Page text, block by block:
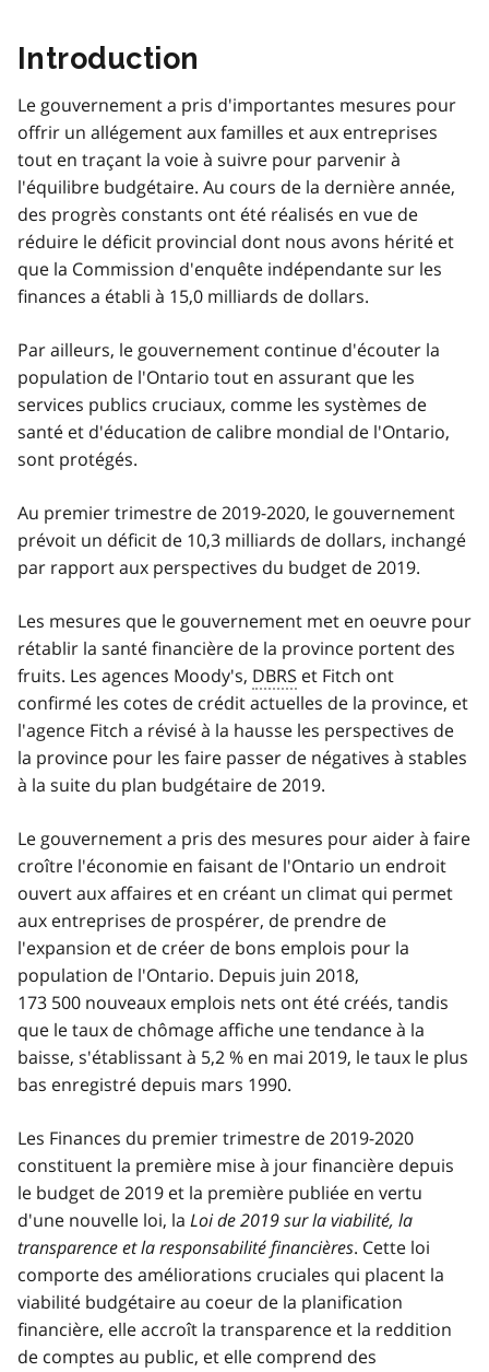
Introduction
Le gouvernement a pris d'importantes mesures pour
offrir un allégement aux familles et aux entreprises
tout en traçant la voie à suivre pour parvenir à
l'équilibre budgétaire. Au cours de la dernière année,
des progrès constants ont été réalisés en vue de
réduire le déficit provincial dont nous avons hérité et
que la Commission d'enquête indépendante sur les
finances a établi à 15,0 milliards de dollars.
Par ailleurs, le gouvernement continue d'écouter la
population de l'Ontario tout en assurant que les
services publics cruciaux, comme les systèmes de
santé et d'éducation de calibre mondial de l'Ontario,
sont protégés.
Au premier trimestre de 2019-2020, le gouvernement
prévoit un déficit de 10,3 milliards de dollars, inchangé
par rapport aux perspectives du budget de 2019.
Les mesures que le gouvernement met en oeuvre pour
rétablir la santé financière de la province portent des
fruits. Les agences Moody's, DBRS et Fitch ont
confirmé les cotes de crédit actuelles de la province, et
l'agence Fitch a révisé à la hausse les perspectives de
la province pour les faire passer de négatives à stables
à la suite du plan budgétaire de 2019.
Le gouvernement a pris des mesures pour aider à faire
croître l'économie en faisant de l'Ontario un endroit
ouvert aux affaires et en créant un climat qui permet
aux entreprises de prospérer, de prendre de
l'expansion et de créer de bons emplois pour la
population de l'Ontario. Depuis juin 2018,
173 500 nouveaux emplois nets ont été créés, tandis
que le taux de chômage affiche une tendance à la
baisse, s'établissant à 5,2 % en mai 2019, le taux le plus
bas enregistré depuis mars 1990.
Les Finances du premier trimestre de 2019-2020
constituent la première mise à jour financière depuis
le budget de 2019 et la première publiée en vertu
d'une nouvelle loi, la Loi de 2019 sur la viabilité, la
transparence et la responsabilité financières. Cette loi
comporte des améliorations cruciales qui placent la
viabilité budgétaire au coeur de la planification
financière, elle accroît la transparence et la reddition
de comptes au public, et elle comprend des